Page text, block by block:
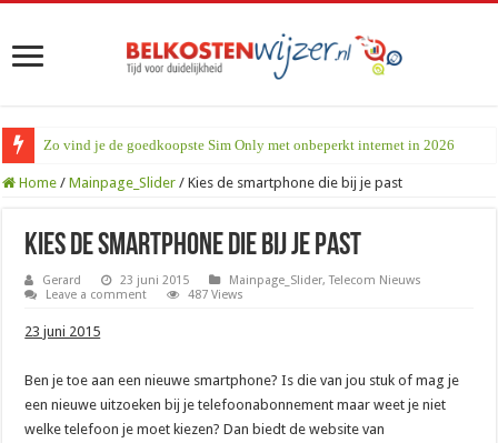
Zo vind je de goedkoopste Sim Only met onbeperkt internet in 2026
Home / Mainpage_Slider / Kies de smartphone die bij je past
Kies de smartphone die bij je past
Gerard 23 juni 2015 Mainpage_Slider,Telecom Nieuws
Leave a comment
487 Views
23 juni 2015
Ben je toe aan een nieuwe smartphone? Is die van jou stuk of mag je
een nieuwe uitzoeken bij je telefoonabonnement maar weet je niet
welke telefoon je moet kiezen? Dan biedt de website van